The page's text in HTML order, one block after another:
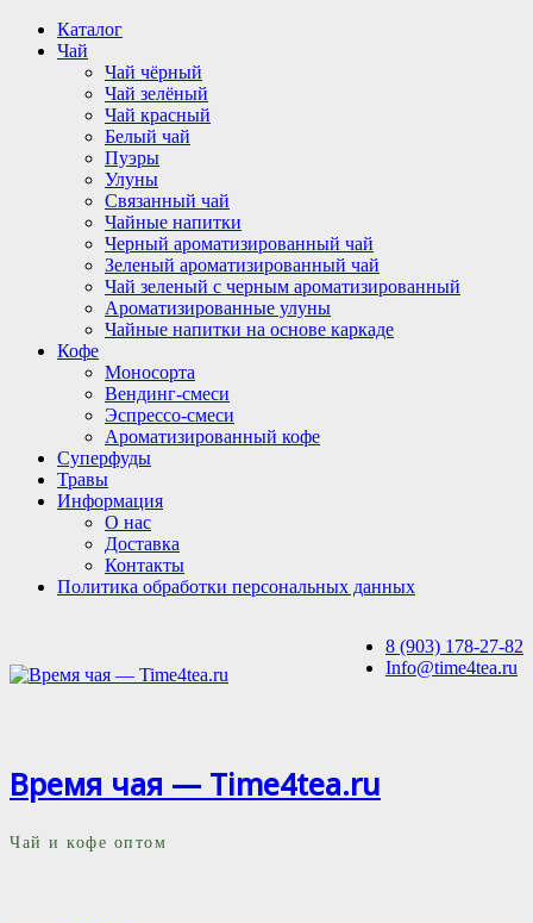
Перейти
содержимому
Каталог
Чай
Чай чёрный
Чай зелёный
Чай красный
Белый чай
Пуэры
Улуны
Связанный чай
Чайные напитки
Черный ароматизированный чай
Зеленый ароматизированный чай
Чай зеленый с черным ароматизированный
Ароматизированные улуны
Чайные напитки на основе каркаде
Кофе
Моносорта
Вендинг-смеси
Эспрессо-смеси
Ароматизированный кофе
Суперфуды
Травы
Информация
О нас
Доставка
Контакты
Политика обработки персональных данных
8 (903) 178-27-82
Info@time4tea.ru
Время чая — Time4tea.ru
Чай и кофе оптом